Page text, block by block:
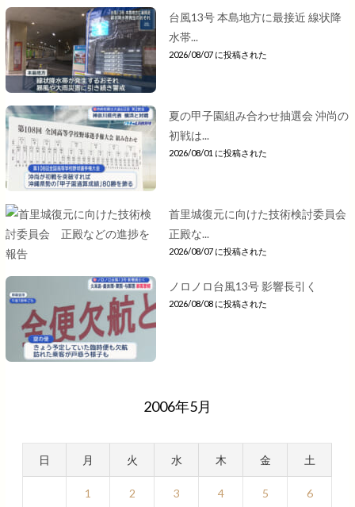
台風13号 本島地方に最接近 線状降
水帯...
2026/08/07 に投稿された
夏の甲子園組み合わせ抽選会 沖尚の
初戦は...
2026/08/01 に投稿された
首里城復元に向けた技術検討委員会
正殿な...
2026/08/07 に投稿された
ノロノロ台風13号 影響長引く
2026/08/08 に投稿された
2006年5月
日 月 火 水 木 金 土
1 2 3 4 5 6